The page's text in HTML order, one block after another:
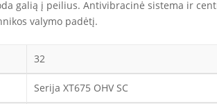
galią į peilius. Antivibracinė sistema ir
valymo padėtį.
32
Serija XT675 OHV SC